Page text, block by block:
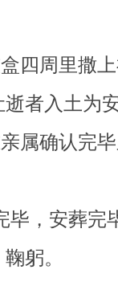
四周里撒
者入土为
属确认完
，安葬完
躬。